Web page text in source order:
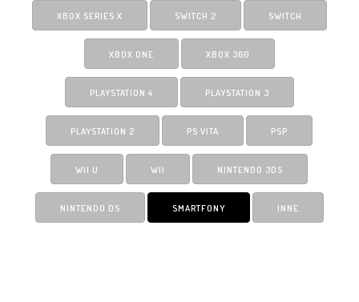
XBOX SERIES X SWITCH 2 SWITCH
XBOX ONE XBOX 360
PLAYSTATION 4 PLAYSTATION 3
PLAYSTATION 2 PS VITA PSP
WII U WII NINTENDO 3DS
NINTENDO DS SMARTFONY INNE